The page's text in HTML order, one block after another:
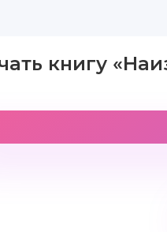
книгу